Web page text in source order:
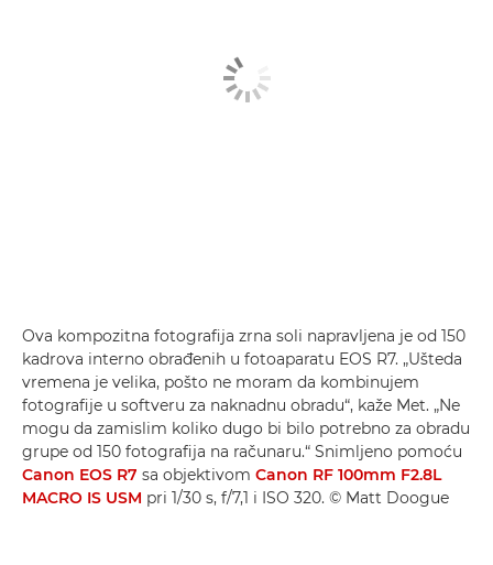
Ova kompozitna fotografija zrna soli napravljena je od 150
kadrova interno obrađenih u fotoaparatu EOS R7. „Ušteda
vremena je velika, pošto ne moram da kombinujem
fotografije u softveru za naknadnu obradu“, kaže Met. „Ne
mogu da zamislim koliko dugo bi bilo potrebno za obradu
grupe od 150 fotografija na računaru.“ Snimljeno pomoću
Canon EOS R7 sa objektivom Canon RF 100mm F2.8L
MACRO IS USM pri 1/30 s, f/7,1 i ISO 320. © Matt Doogue